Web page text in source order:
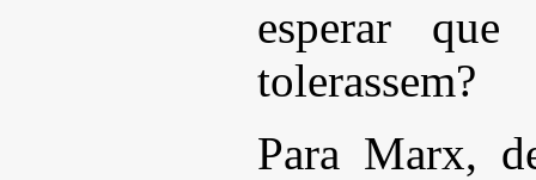
esperar que
tolerassem?
Para Marx,